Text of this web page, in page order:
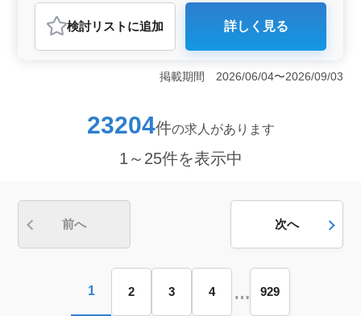
医療事務・受付
おすすめポイント
＜充実の休日＞ 完全週休2日制で予定を立てやすく、仕
事とプライベートのメリハリをつけて働けます。残業な
しのため、無理なく安定した勤務を続けやすい環境で
て、電話対応、物品管理、発注、レセプト業務などを担
当します。これまでの診療報酬請求経験を活かし、即戦
交通費支給や賞与、社会保険などの福利厚生が整ってお
検討リスト に追加 詳しく見る
掲載期間 2026/06/04〜2026/09/03
23204件の求人があります
1～25件を表示中
前へ 次へ
1 2 3 4 … 929